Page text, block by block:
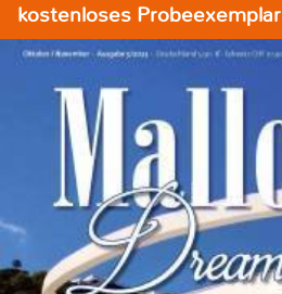
kostenloses Probeexemplar